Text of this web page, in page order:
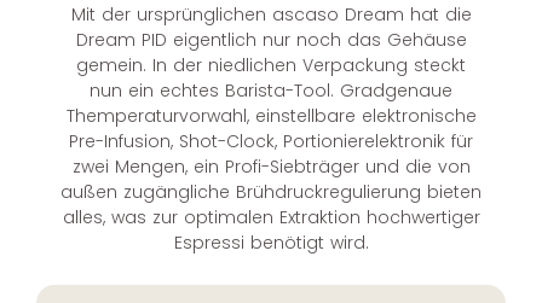
Mit der ursprünglichen ascaso Dream hat die
Dream PID eigentlich nur noch das Gehäuse
gemein. In der niedlichen Verpackung steckt
nun ein echtes Barista-Tool. Gradgenaue
Themperaturvorwahl, einstellbare elektronische
Pre-Infusion, Shot-Clock, Portionierelektronik für
zwei Mengen, ein Profi-Siebträger und die von
außen zugängliche Brühdruckregulierung bieten
alles, was zur optimalen Extraktion hochwertiger
Espressi benötigt wird.